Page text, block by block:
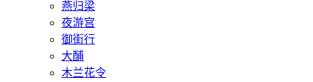
燕归梁
夜游宫
御街行
大酺
木兰花令